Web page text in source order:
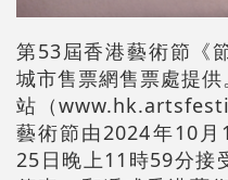
第53屆香港藝術節《
城市售票網售票處提
站（
藝術節由2024年10月
25日晚上11時59分接